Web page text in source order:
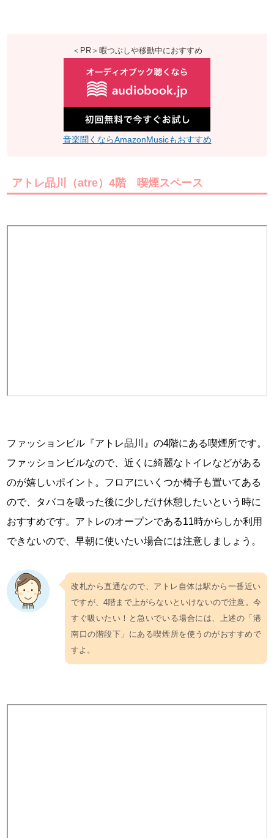
＜PR＞暇つぶしや移動中におすすめ
音楽聞くならAmazonMusicもおすすめ
アトレ品川（atre）4階 喫煙スペース
ファッションビル『アトレ品川』の4階にある喫煙所です。
ファッションビルなので、近くに綺麗なトイレなどがある
のが嬉しいポイント。フロアにいくつか椅子も置いてある
ので、タバコを吸った後に少しだけ休憩したいという時に
おすすめです。アトレのオープンである11時からしか利用
できないので、早朝に使いたい場合には注意しましょう。
改札から直通なので、アトレ自体は駅から一番近い
ですが、4階まで上がらないといけないので注意。今
すぐ吸いたい！と急いでいる場合には、上述の「港
南口の階段下」にある喫煙所を使うのがおすすめで
すよ。